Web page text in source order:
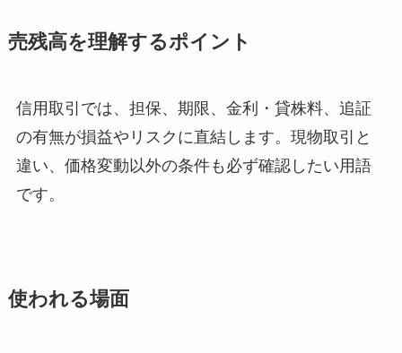
売残高を理解するポイント
信用取引では、担保、期限、金利・貸株料、追証
の有無が損益やリスクに直結します。現物取引と
違い、価格変動以外の条件も必ず確認したい用語
です。
使われる場面